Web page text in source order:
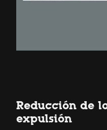
Reducción de
expulsión